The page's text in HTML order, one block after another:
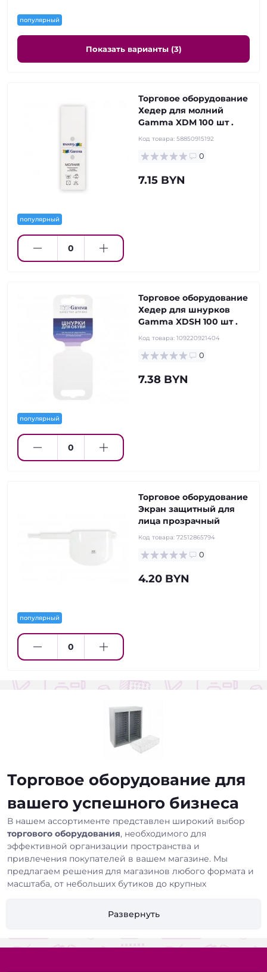
популярный
Показать варианты (3)
популярный
Торговое оборудование
Хедер для молний
Gamma XDM 100 шт .
Код товара: 58850915192
0
7.15 BYN
популярный
Торговое оборудование
Хедер для шнурков
Gamma XDSH 100 шт .
Код товара: 109220921404
0
7.38 BYN
популярный
Торговое оборудование
Экран защитный для
лица прозрачный
Код товара: 72512865794
0
4.20 BYN
Торговое оборудование для
вашего успешного бизнеса
В нашем ассортименте представлен широкий выбор
торгового оборудования, необходимого для
эффективной организации пространства и
привлечения покупателей в вашем магазине. Мы
предлагаем решения для магазинов любого формата и
масштаба, от небольших бутиков до крупных
Стеллажи и витрины:
Различные модели для
Развернуть